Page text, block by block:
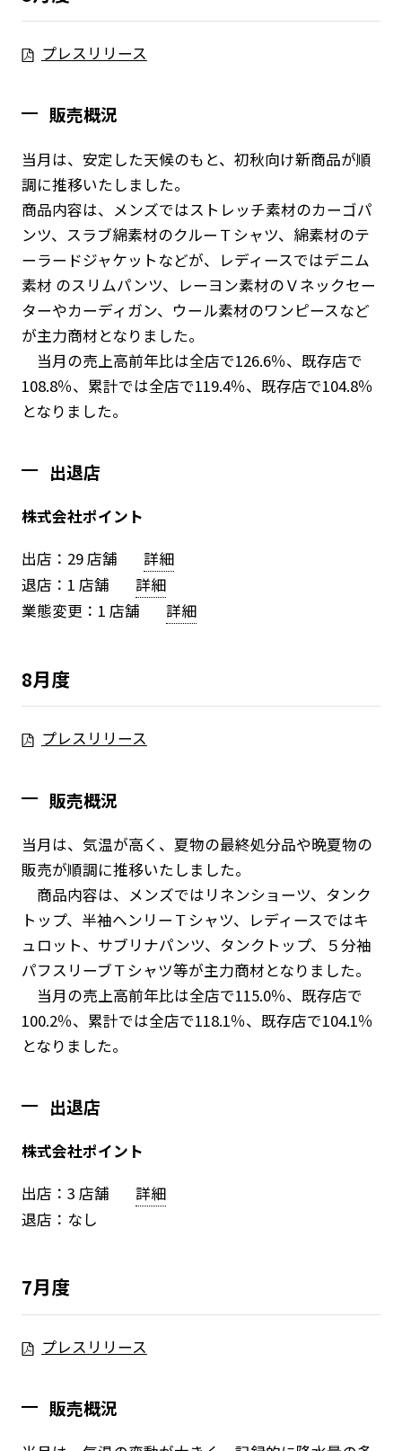
ニュース
企業情報
IR情報
サステナビリティ
グループ企業
プレスリリース
販売概況
当月は、安定した天候のもと、初秋向け新商品が順
調に推移いたしました。
商品内容は、メンズではストレッチ素材のカーゴパ
ンツ、スラブ綿素材のクルーＴシャツ、綿素材のテ
ーラードジャケットなどが、レディースではデニム
素材 のスリムパンツ、レーヨン素材のＶネックセー
ターやカーディガン、ウール素材のワンピースなど
が主力商材となりました。
当月の売上高前年比は全店で126.6％、既存店で
108.8％、累計では全店で119.4％、既存店で104.8％
となりました。
出退店
株式会社ポイント
出店：29 店舗
詳細
退店：1 店舗
詳細
業態変更：1 店舗
詳細
8月度
プレスリリース
販売概況
当月は、気温が高く、夏物の最終処分品や晩夏物の
販売が順調に推移いたしました。
商品内容は、メンズではリネンショーツ、タンク
トップ、半袖ヘンリーＴシャツ、レディースではキ
ュロット、サブリナパンツ、タンクトップ、５分袖
パフスリーブＴシャツ等が主力商材となりました。
当月の売上高前年比は全店で115.0％、既存店で
100.2％、累計では全店で118.1％、既存店で104.1％
となりました。
出退店
株式会社ポイント
出店：3 店舗
詳細
退店：なし
7月度
プレスリリース
販売概況